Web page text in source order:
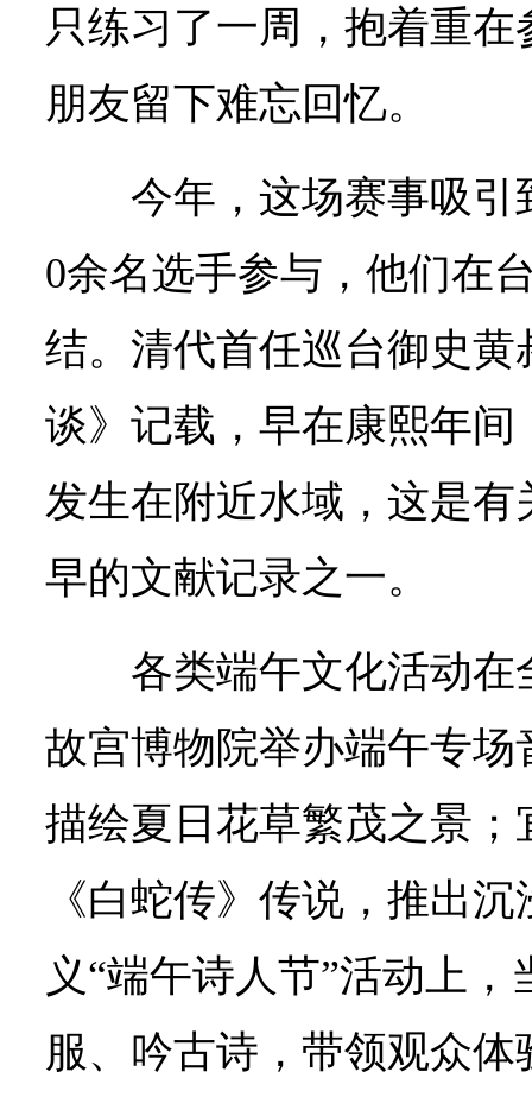
只练习了一周，抱着重
朋友留下难忘回忆。
今年，这场赛事吸引
0余名选手参与，他们在
结。清代首任巡台御史
谈》记载，早在康熙年间
发生在附近水域，这是
早的文献记录之一。
各类端午文化活动
故宫博物院举办端午专
描绘夏日花草繁茂之景
《白蛇传》传说，推出
义“端午诗人节”活动上
服、吟古诗，带领观众